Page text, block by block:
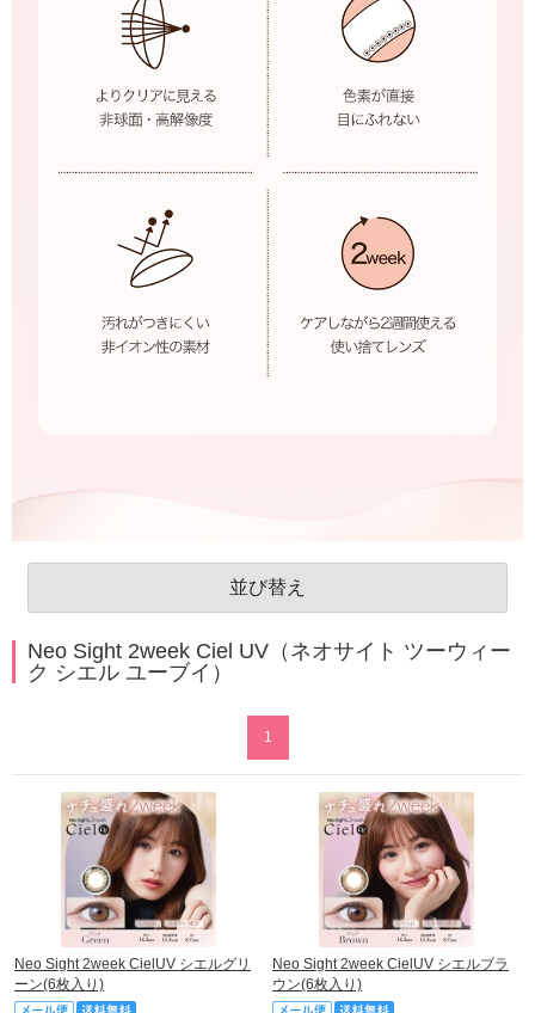
並び替え
Neo Sight 2week Ciel UV（ネオサイト ツーウィー
ク シエル ユーブイ）
1
Neo Sight 2week CielUV シエルグリ
ーン(6枚入り)
Neo Sight 2week CielUV シエルブラ
ウン(6枚入り)